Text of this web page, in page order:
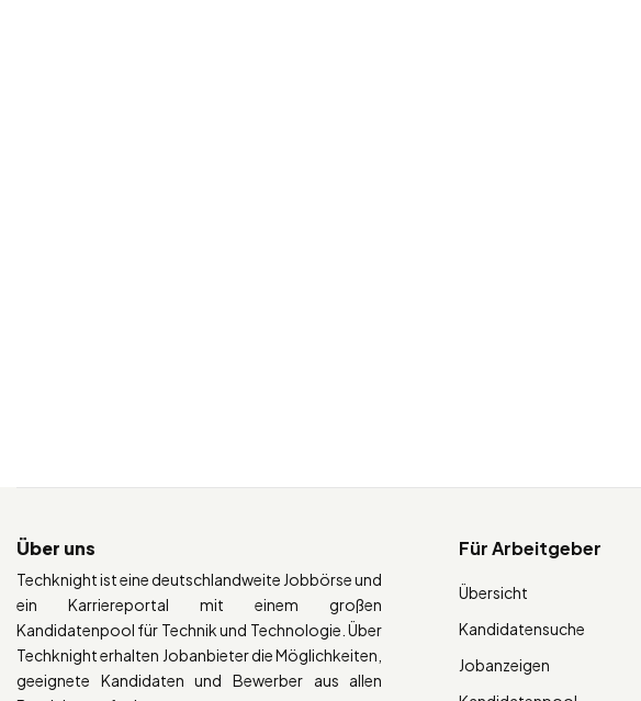
Über uns
Techknight ist eine deutschlandweite Jobbörse und
ein Karriereportal mit einem großen
Kandidatenpool für Technik und Technologie. Über
Techknight erhalten Jobanbieter die Möglichkeiten,
geeignete Kandidaten und Bewerber aus allen
Für Arbeitgeber
Übersicht
Kandidatensuche
Jobanzeigen